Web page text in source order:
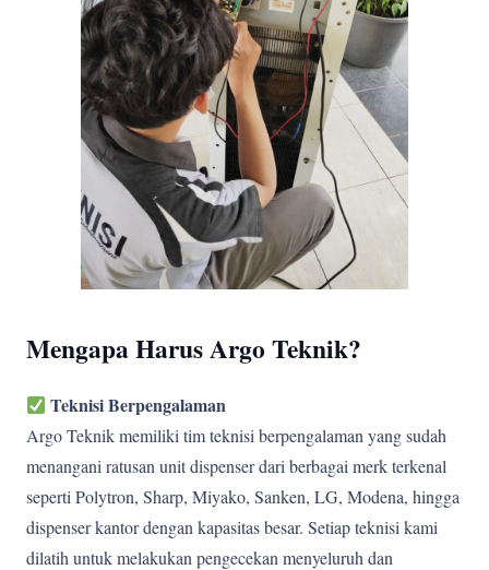
Mengapa Harus Argo Teknik?
Teknisi Berpengalaman
Argo Teknik memiliki tim teknisi berpengalaman yang sudah
menangani ratusan unit dispenser dari berbagai merk terkenal
seperti Polytron, Sharp, Miyako, Sanken, LG, Modena, hingga
dispenser kantor dengan kapasitas besar. Setiap teknisi kami
dilatih untuk melakukan pengecekan menyeluruh dan